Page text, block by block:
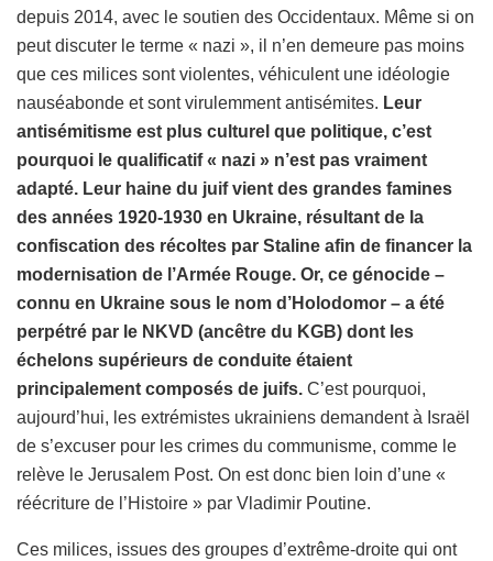
depuis 2014, avec le soutien des Occidentaux. Même si on
peut discuter le terme « nazi », il n’en demeure pas moins
que ces milices sont violentes, véhiculent une idéologie
nauséabonde et sont virulemment antisémites. Leur
antisémitisme est plus culturel que politique, c’est
pourquoi le qualificatif « nazi » n’est pas vraiment
adapté. Leur haine du juif vient des grandes famines
des années 1920-1930 en Ukraine, résultant de la
confiscation des récoltes par Staline afin de financer la
modernisation de l’Armée Rouge. Or, ce génocide –
connu en Ukraine sous le nom d’Holodomor – a été
perpétré par le NKVD (ancêtre du KGB) dont les
échelons supérieurs de conduite étaient
principalement composés de juifs. C’est pourquoi,
aujourd’hui, les extrémistes ukrainiens demandent à Israël
de s’excuser pour les crimes du communisme, comme le
relève le Jerusalem Post. On est donc bien loin d’une «
réécriture de l’Histoire » par Vladimir Poutine.
Ces milices, issues des groupes d’extrême-droite qui ont